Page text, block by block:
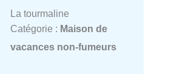
La tourmaline
Catégorie : Maison de
vacances non-fumeurs